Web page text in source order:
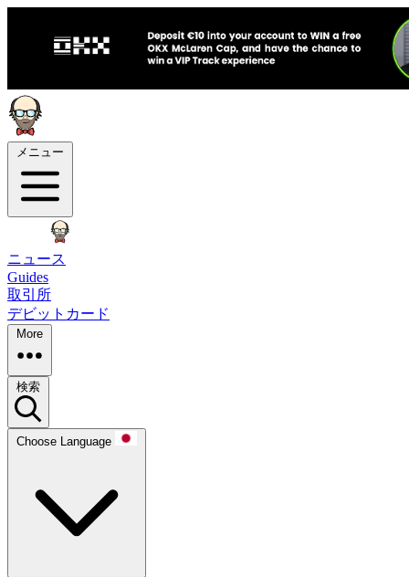
メニュー
ニュース
Guides
取引所
デビットカード
More
検索
Choose Language